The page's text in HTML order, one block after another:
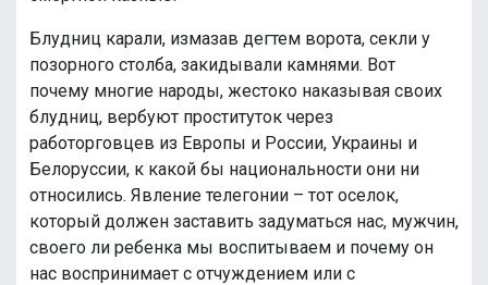
Блудниц карали, измазав дегтем ворота, секли у
позорного столба, закидывали камнями. Вот
почему многие народы, жестоко наказывая своих
блудниц, вербуют проституток через
работорговцев из Европы и России, Украины и
Белоруссии, к какой бы национальности они ни
относились. Явление телегонии – тот оселок,
который должен заставить задуматься нас, мужчин,
своего ли ребенка мы воспитываем и почему он
нас воспринимает с отчуждением или с